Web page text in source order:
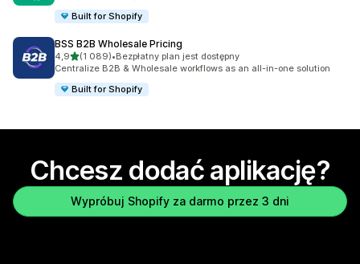
Built for Shopify
BSS B2B Wholesale Pricing
4,9na 5 gwiazdek
(1 089)
Łączna liczba recenzji: 1089
•Bezpłatny plan jest dostępny
Centralize B2B & Wholesale workflows as an all-in-one solution
Built for Shopify
Chcesz dodać aplikację?
Wypróbuj Shopify za darmo przez 3 dni